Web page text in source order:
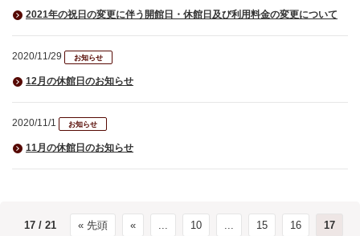
2021年の祝日の変更に伴う開館日・休館日及び利用料金の変更について
2020/11/29 お知らせ
12月の休館日のお知らせ
2020/11/1 お知らせ
11月の休館日のお知らせ
17 / 21 « 先頭 « ... 10 ... 15 16
17